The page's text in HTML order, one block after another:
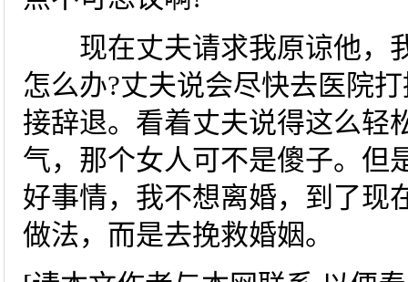
现在丈夫请求我原谅他，
怎么办?丈夫说会尽快去医院
接辞退。看着丈夫说得这么轻
气，那个女人可不是傻子。但
好事情，我不想离婚，到了现
做法，而是去挽救婚姻。